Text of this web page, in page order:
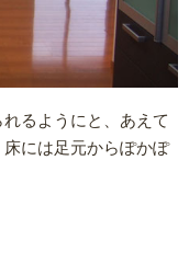
るようにと、あえて
には足元からぽかぽ